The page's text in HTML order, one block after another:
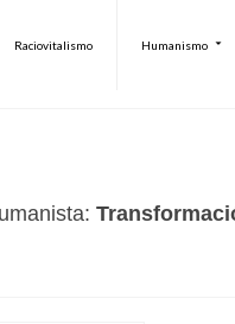
Raciovitalismo Humanismo